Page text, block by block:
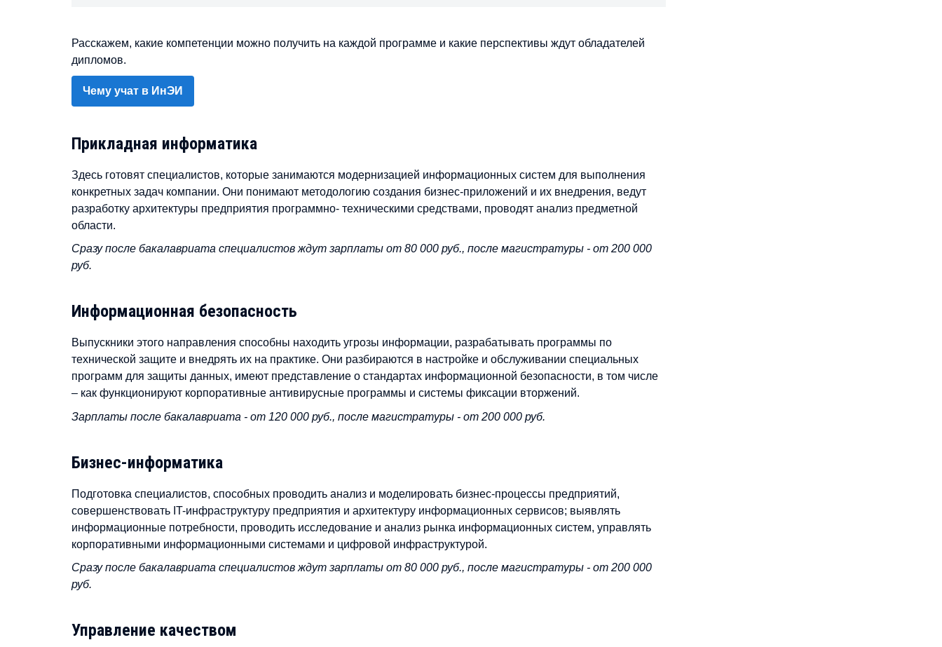
Расскажем, какие компетенции можно получить на каждой программе и какие перспективы ждут обладателей
дипломов.
Чему учат в ИнЭИ
Прикладная информатика
Здесь готовят специалистов, которые занимаются модернизацией информационных систем для выполнения
конкретных задач компании. Они понимают методологию создания бизнес-приложений и их внедрения, ведут
разработку архитектуры предприятия программно- техническими средствами, проводят анализ предметной
области.
Сразу после бакалавриата специалистов ждут зарплаты от 80 000 руб., после магистратуры - от 200 000
руб.
Информационная безопасность
Выпускники этого направления способны находить угрозы информации, разрабатывать программы по
технической защите и внедрять их на практике. Они разбираются в настройке и обслуживании специальных
программ для защиты данных, имеют представление о стандартах информационной безопасности, в том числе
– как функционируют корпоративные антивирусные программы и системы фиксации вторжений.
Зарплаты после бакалавриата - от 120 000 руб., после магистратуры - от 200 000 руб.
Бизнес-информатика
Подготовка специалистов, способных проводить анализ и моделировать бизнес-процессы предприятий,
совершенствовать IT-инфраструктуру предприятия и архитектуру информационных сервисов; выявлять
информационные потребности, проводить исследование и анализ рынка информационных систем, управлять
корпоративными информационными системами и цифровой инфраструктурой.
Сразу после бакалавриата специалистов ждут зарплаты от 80 000 руб., после магистратуры - от 200 000
руб.
Управление качеством